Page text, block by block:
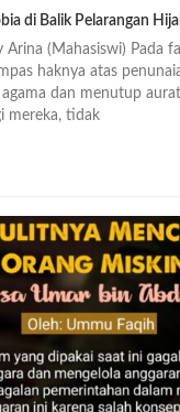
di Balik Pelarangan
Arina (Mahasiswi) Pada
haknya atas
dan menutup
mereka, tidak